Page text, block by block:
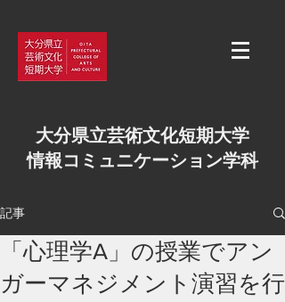
大分県立芸術文化短期大学
情報コミュニケーション学科
記事
「心理学A」の授業でアン
ガーマネジメント演習を行